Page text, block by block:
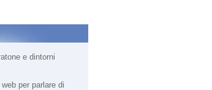
e dintorni
per parlare di